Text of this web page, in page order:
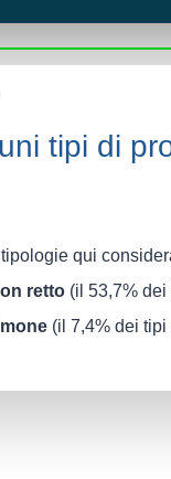
tipi di
qui
retto (il 53,7%
(il 7,4% dei tipi